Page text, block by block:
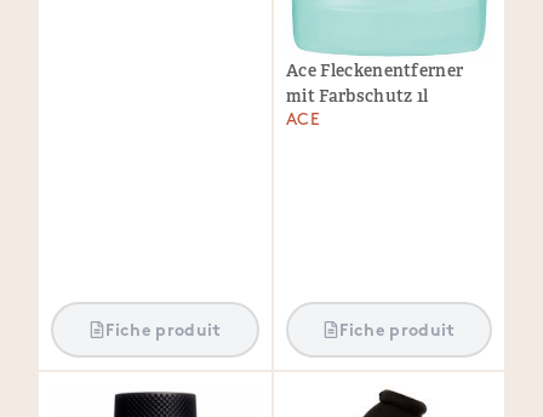
Fiche produit
Ace Fleckenentferner
mit Farbschutz 1l
ACE
Fiche produit